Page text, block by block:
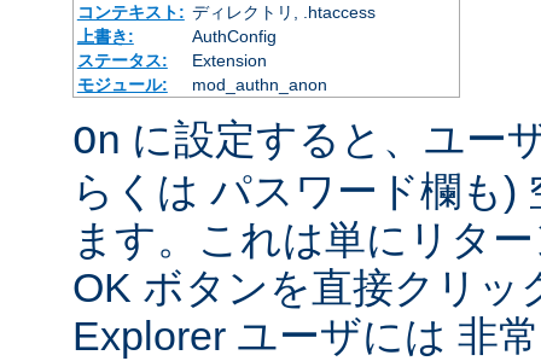
コンテキスト: ディレクトリ, .htaccess
上書き:
AuthConfig
ステータス:
Extension
モジュール:
mod_authn_anon
On に設定すると、ユー
らくは パスワード欄も)
ます。これは単にリタ
OK ボタンを直接クリッ
Explorer ユーザには 非